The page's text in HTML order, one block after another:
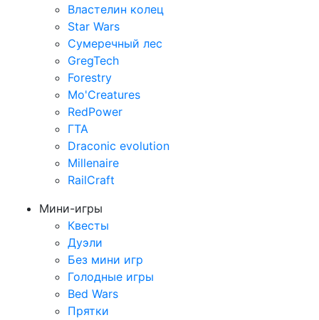
Властелин колец
Star Wars
Сумеречный лес
GregTech
Forestry
Mo'Creatures
RedPower
ГТА
Draconic evolution
Millenaire
RailCraft
Мини-игры
Квесты
Дуэли
Без мини игр
Голодные игры
Bed Wars
Прятки